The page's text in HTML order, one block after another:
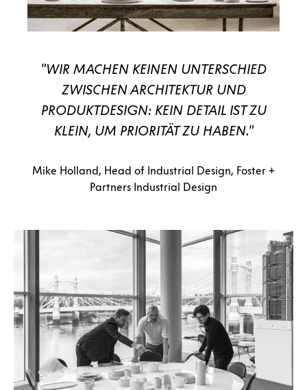
"WIR MACHEN KEINEN UNTERSCHIED
ZWISCHEN ARCHITEKTUR UND
PRODUKTDESIGN: KEIN DETAIL IST ZU
KLEIN, UM PRIORITÄT ZU HABEN."
Mike Holland, Head of Industrial Design, Foster +
Partners Industrial Design